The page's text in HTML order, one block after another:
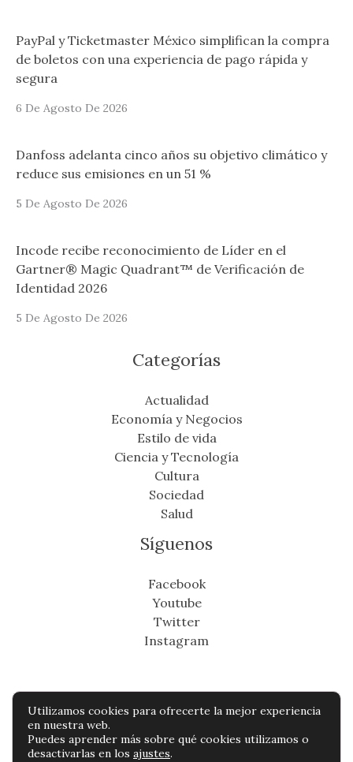
PayPal y Ticketmaster México simplifican la compra
de boletos con una experiencia de pago rápida y
segura
6 De Agosto De 2026
Danfoss adelanta cinco años su objetivo climático y
reduce sus emisiones en un 51 %
5 De Agosto De 2026
Incode recibe reconocimiento de Líder en el
Gartner® Magic Quadrant™ de Verificación de
Identidad 2026
5 De Agosto De 2026
Categorías
Actualidad
Economía y Negocios
Estilo de vida
Ciencia y Tecnología
Cultura
Sociedad
Salud
Síguenos
Facebook
Youtube
Twitter
Instagram
Copyright © Todos os direitos reservados -
cronicafinanciera.com
Utilizamos cookies para ofrecerte la mejor experiencia
en nuestra web.
Puedes aprender más sobre qué cookies utilizamos o
desactivarlas en los ajustes.